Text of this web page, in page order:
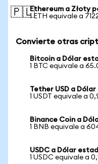
🇵🇱Ethereum a Złoty
1 ETH equivale a
Convierte otras
Bitcoin a Dólar
1 BTC equivale a
Tether USD a
1 USDT equivale a
Binance Coin a
1 BNB equivale a
USDC a Dólar
1 USDC equivale a